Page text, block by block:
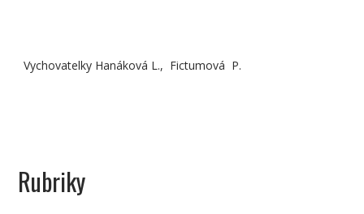
Vychovatelky Hanáková L., Fictumová P.
Rubriky